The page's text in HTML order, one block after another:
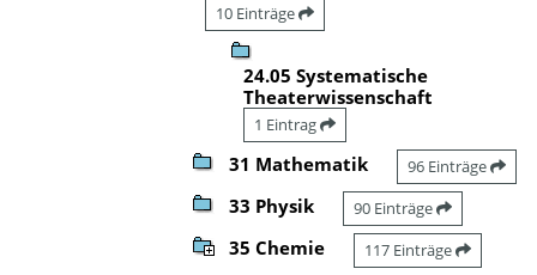
10 Einträge
24.05 Systematische
Theaterwissenschaft
1 Eintrag
31 Mathematik 96 Einträge
33 Physik 90 Einträge
35 Chemie 117 Einträge